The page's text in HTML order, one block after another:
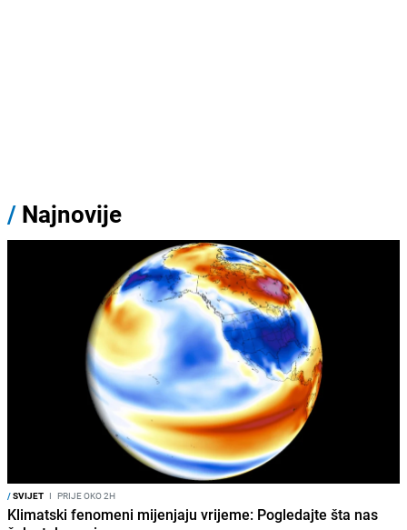
/ Najnovije
/SVIJET I PRIJE OKO 2H
Klimatski fenomeni mijenjaju vrijeme: Pogledajte šta nas